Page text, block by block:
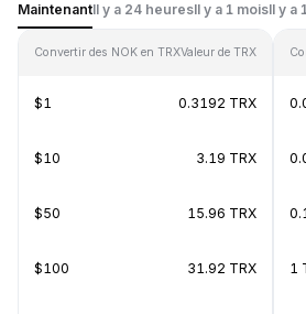
MaintenantIl y a 24 heuresIl y a 1 moisIl y a
Convertir des NOK en TRXValeur de TRX
$1 0.3192 TRX
$10 3.19 TRX
$50 15.96 TRX
$100 31.92 TRX 1